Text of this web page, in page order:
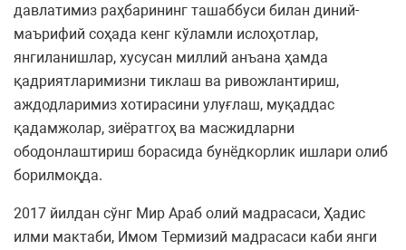
давлатимиз раҳбарининг ташаббуси билан диний-
маърифий соҳада кенг кўламли ислоҳотлар,
янгиланишлар, хусусан миллий анъана ҳамда
қадриятларимизни тиклаш ва ривожлантириш,
аждодларимиз хотирасини улуғлаш, муқаддас
қадамжолар, зиёратгоҳ ва масжидларни
ободонлаштириш борасида бунёдкорлик ишлари олиб
борилмоқда.
2017 йилдан сўнг Мир Араб олий мадрасаси, Ҳадис
илми мактаби, Имом Термизий мадрасаси каби янги